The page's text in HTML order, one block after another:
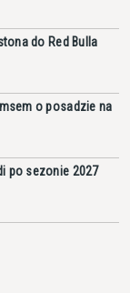
do Red Bulla
o posadzie na
po sezonie 2027